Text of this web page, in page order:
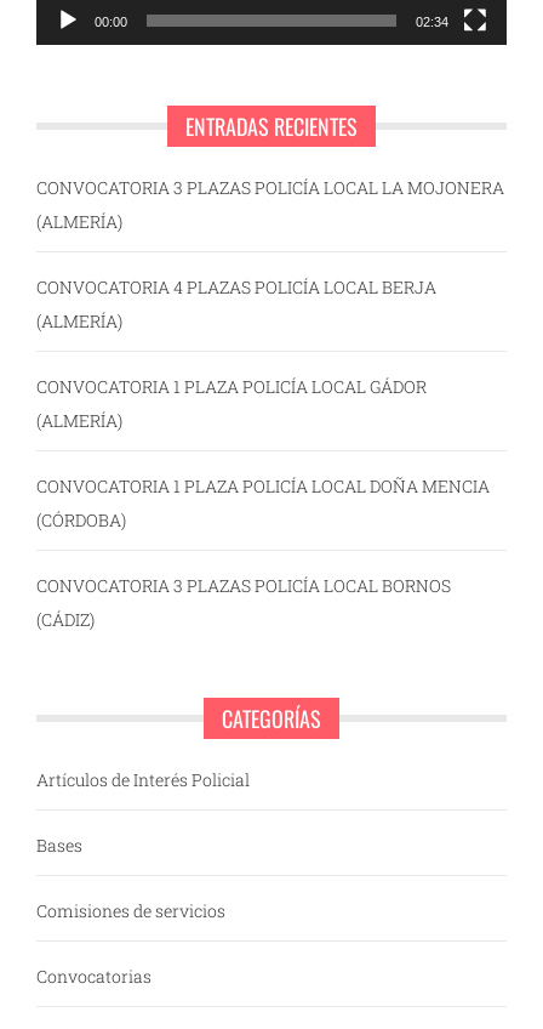
00:00 02:34
ENTRADAS RECIENTES
CONVOCATORIA 3 PLAZAS POLICÍA LOCAL LA MOJONERA
(ALMERÍA)
CONVOCATORIA 4 PLAZAS POLICÍA LOCAL BERJA
(ALMERÍA)
CONVOCATORIA 1 PLAZA POLICÍA LOCAL GÁDOR
(ALMERÍA)
CONVOCATORIA 1 PLAZA POLICÍA LOCAL DOÑA MENCIA
(CÓRDOBA)
CONVOCATORIA 3 PLAZAS POLICÍA LOCAL BORNOS
(CÁDIZ)
CATEGORÍAS
Artículos de Interés Policial
Bases
Comisiones de servicios
Convocatorias